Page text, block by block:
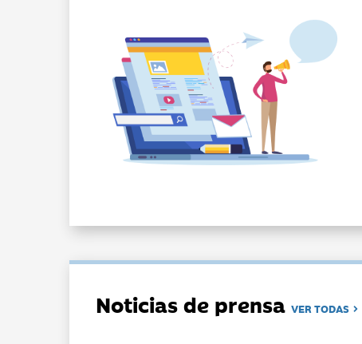
Noticias de prensaVER TODAS